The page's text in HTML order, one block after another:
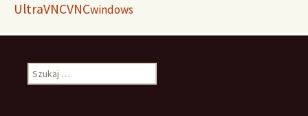
UltraVNCVNCwindows
Szukaj: